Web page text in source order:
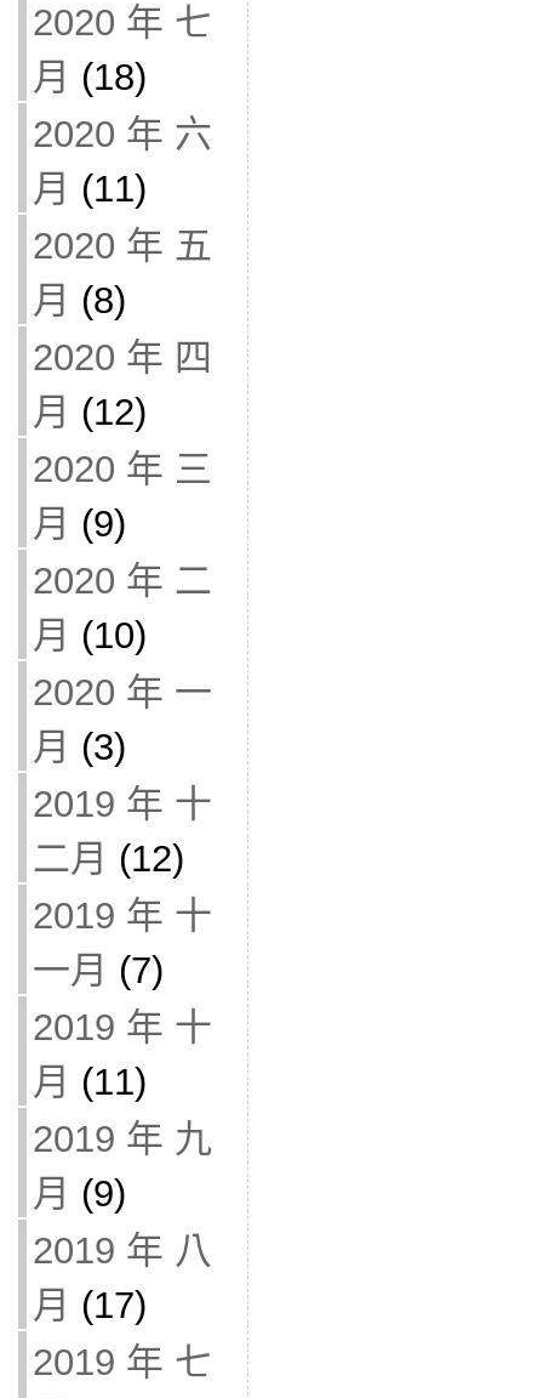
2020 年 七
月 (18)
2020 年 六
月 (11)
2020 年 五
月 (8)
2020 年 四
月 (12)
2020 年 三
月 (9)
2020 年 二
月 (10)
2020 年 一
月 (3)
2019 年 十
二月 (12)
2019 年 十
一月 (7)
2019 年 十
月 (11)
2019 年 九
月 (9)
2019 年 八
月 (17)
2019 年 七